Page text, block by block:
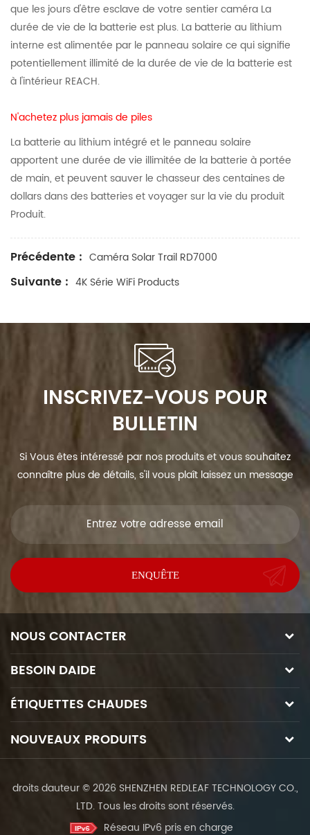
que les jours d'être esclave de votre sentier caméra La
durée de vie de la batterie est plus. La batterie au lithium
interne est alimentée par le panneau solaire ce qui signifie
potentiellement illimité de la durée de vie de la batterie est
à l'intérieur REACH.
N'achetez plus jamais de piles
La batterie au lithium intégré et le panneau solaire
apportent une durée de vie illimitée de la batterie à portée
de main, et peuvent sauver le chasseur des centaines de
dollars dans des batteries et voyager sur la vie du produit
Produit.
Précédente : Caméra Solar Trail RD7000
Suivante : 4K Série WiFi Products
INSCRIVEZ-VOUS POUR
BULLETIN
Si Vous êtes intéressé par nos produits et vous souhaitez
connaître plus de détails, s'il vous plaît laissez un message
NOUS CONTACTER
BESOIN DAIDE
ÉTIQUETTES CHAUDES
NOUVEAUX PRODUITS
droits dauteur © 2026 SHENZHEN REDLEAF TECHNOLOGY CO.,
LTD. Tous les droits sont réservés.
Réseau IPv6 pris en charge